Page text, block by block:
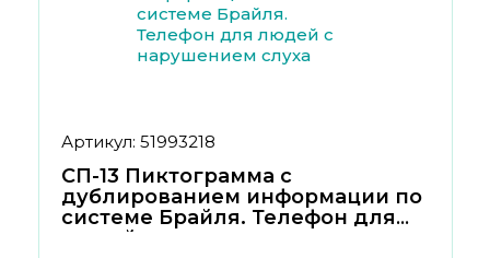
Артикул: 51993218
СП-13 Пиктограмма с
дублированием информации по
системе Брайля. Телефон для
людей с нарушением слуха